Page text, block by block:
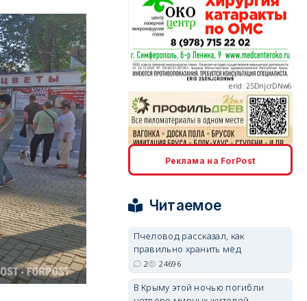
erid: 2SDnjcrDNw6
erid: 2SDnjdvhGXG
Реклама на ForPost
Читаемое
Пчеловод рассказал, как
правильно хранить мёд
2 24696
В Крыму этой ночью погибли